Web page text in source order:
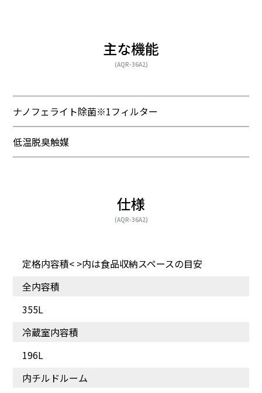
主な機能
(AQR-36A2)
ナノフェライト除菌※1フィルター
低温脱臭触媒
仕様
(AQR-36A2)
定格内容積< >内は食品収納スペースの目安
全内容積
355L
冷蔵室内容積
196L
内チルドルーム